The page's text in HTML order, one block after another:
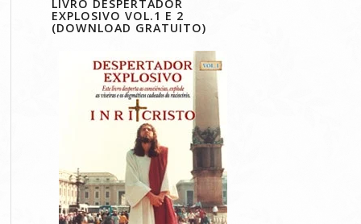
LIVRO DESPERTADOR
EXPLOSIVO VOL.1 E 2
(DOWNLOAD GRATUITO)